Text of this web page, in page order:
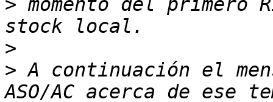
> momento del primero
>
> A continuación el